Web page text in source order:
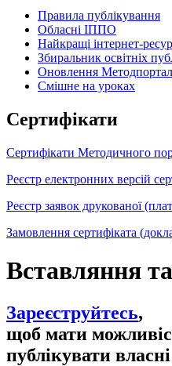
Правила публікування
Обласні ІППО
Найкращі інтернет-
Збиральник освітніх
Оновлення
Cмішне на уроках
Сертифікати
Сертифікати Методичного
Реєстр електронних версій
Реєстр заявок друкованої
Замовлення сертифіката
Вставляння
Зареєструйтесь,
щоб мати
публікувати